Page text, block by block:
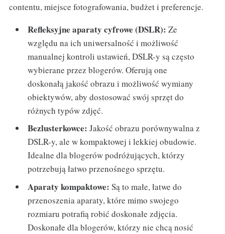
contentu, miejsce fotografowania, budżet i preferencje.
Refleksyjne aparaty cyfrowe (DSLR): Ze
względu na ich uniwersalność i możliwość
manualnej kontroli ustawień, DSLR-y są często
wybierane przez blogerów. Oferują one
doskonałą jakość obrazu i możliwość wymiany
obiektywów, aby dostosować swój sprzęt do
różnych typów zdjęć.
Bezlusterkowce: Jakość obrazu porównywalna z
DSLR-y, ale w kompaktowej i lekkiej obudowie.
Idealne dla blogerów podróżujących, którzy
potrzebują łatwo przenośnego sprzętu.
Aparaty kompaktowe: Są to małe, łatwe do
przenoszenia aparaty, które mimo swojego
rozmiaru potrafią robić doskonałe zdjęcia.
Doskonałe dla blogerów, którzy nie chcą nosić